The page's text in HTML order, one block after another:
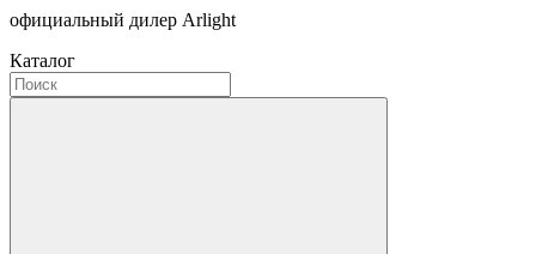
официальный дилер Arlight
Каталог